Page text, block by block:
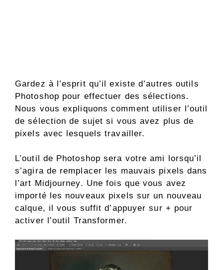
Gardez à l’esprit qu’il existe d’autres outils
Photoshop pour effectuer des sélections.
Nous vous expliquons comment utiliser l’outil
de sélection de sujet si vous avez plus de
pixels avec lesquels travailler.
L’outil de Photoshop sera votre ami lorsqu’il
s’agira de remplacer les mauvais pixels dans
l’art Midjourney. Une fois que vous avez
importé les nouveaux pixels sur un nouveau
calque, il vous suffit d’appuyer sur + pour
activer l’outil Transformer.